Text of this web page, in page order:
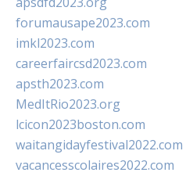
forumausape2023.com
imkl2023.com
careerfaircsd2023.com
apsth2023.com
MedItRio2023.org
lcicon2023boston.com
waitangidayfestival2022.com
vacancesscolaires2022.com